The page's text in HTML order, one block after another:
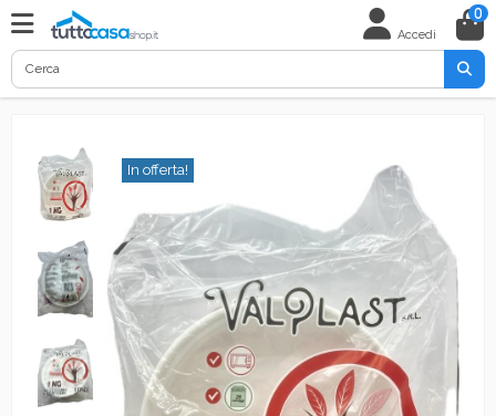
Accedi
0
In offerta!